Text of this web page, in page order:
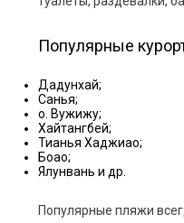
Популярные
Дадунхай;
Санья;
о. Вужижу;
Хайтангбей;
Тианья Хаджиао;
Боао;
Ялунвань и др.
Популярные пляжи